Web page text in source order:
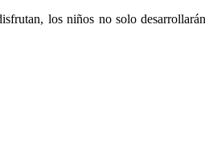
los niños no solo